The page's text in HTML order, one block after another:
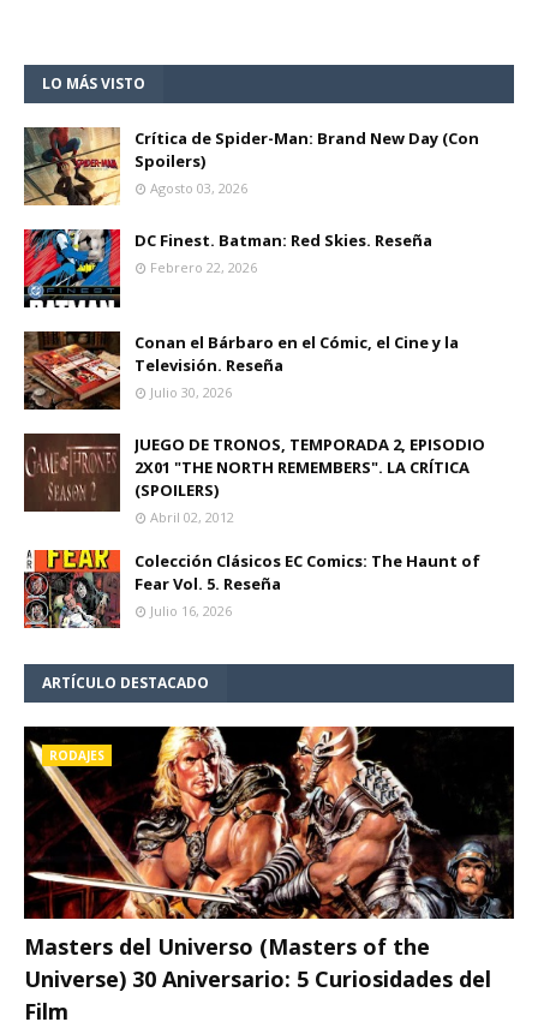
LO MÁS VISTO
Crítica de Spider-Man: Brand New Day (Con
Spoilers)
Agosto 03, 2026
DC Finest. Batman: Red Skies. Reseña
Febrero 22, 2026
Conan el Bárbaro en el Cómic, el Cine y la
Televisión. Reseña
Julio 30, 2026
JUEGO DE TRONOS, TEMPORADA 2, EPISODIO
2X01 "THE NORTH REMEMBERS". LA CRÍTICA
(SPOILERS)
Abril 02, 2012
Colección Clásicos EC Comics: The Haunt of
Fear Vol. 5. Reseña
Julio 16, 2026
ARTÍCULO DESTACADO
RODAJES
Masters del Universo (Masters of the
Universe) 30 Aniversario: 5 Curiosidades del
Film